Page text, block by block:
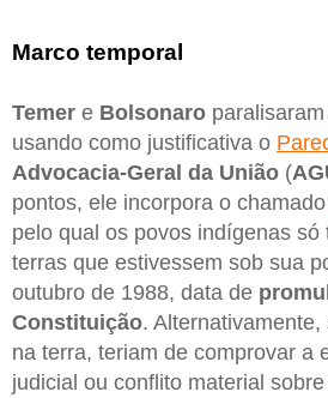
Marco temporal
Temer e Bolsonaro
usando como justificativa o
Advocacia-Geral da União (
pontos, ele incorpora o chamado
pelo qual os povos indígenas só
terras que estivessem sob sua
outubro de 1988, data de
Constituição.
na terra, teriam de comprovar a
judicial ou conflito material